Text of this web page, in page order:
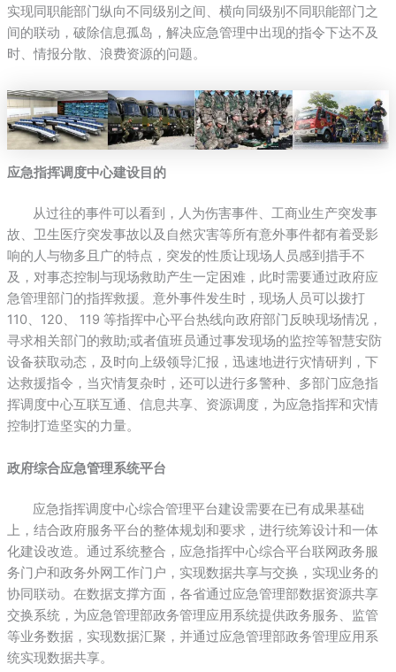
实现同职能部门纵向不同级别之间、横向同级别不同职能部门之
间的联动，破除信息孤岛，解决应急管理中出现的指令下达不及
时、情报分散、浪费资源的问题。
应急指挥调度中心建设目的
从过往的事件可以看到，人为伤害事件、工商业生产突发事
故、卫生医疗突发事故以及自然灾害等所有意外事件都有着受影
响的人与物多且广的特点，突发的性质让现场人员感到措手不
及，对事态控制与现场救助产生一定困难，此时需要通过政府应
急管理部门的指挥救援。意外事件发生时，现场人员可以拨打
110、120、 119 等指挥中心平台热线向政府部门反映现场情况，
寻求相关部门的救助;或者值班员通过事发现场的监控等智慧安防
设备获取动态，及时向上级领导汇报，迅速地进行灾情研判，下
达救援指令，当灾情复杂时，还可以进行多警种、多部门应急指
挥调度中心互联互通、信息共享、资源调度，为应急指挥和灾情
控制打造坚实的力量。
政府综合应急管理系统平台
应急指挥调度中心综合管理平台建设需要在已有成果基础
上，结合政府服务平台的整体规划和要求，进行统筹设计和一体
化建设改造。通过系统整合，应急指挥中心综合平台联网政务服
务门户和政务外网工作门户，实现数据共享与交换，实现业务的
协同联动。在数据支撑方面，各省通过应急管理部数据资源共享
交换系统，为应急管理部政务管理应用系统提供政务服务、监管
等业务数据，实现数据汇聚，并通过应急管理部政务管理应用系
统实现数据共享。